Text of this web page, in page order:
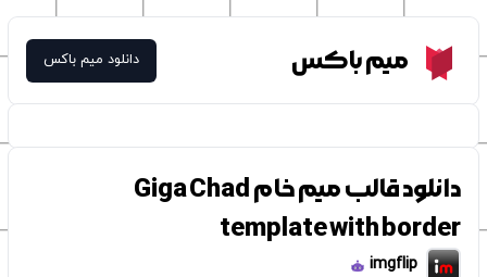
Meme Boxمیم باکس دانلود میم باکس
دانلود قالب میم خام Giga Chad
template with border
imgflip